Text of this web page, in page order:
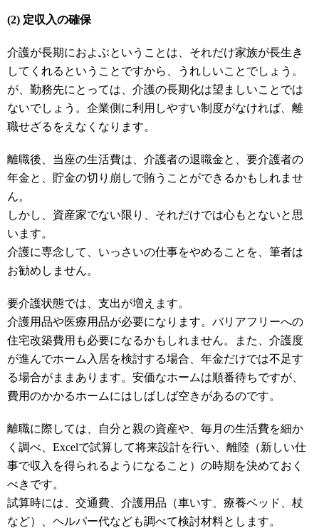
(2) 定収入の確保
介護が長期におよぶということは、それだけ家族が長生き
してくれるということですから、うれしいことでしょう。
が、勤務先にとっては、介護の長期化は望ましいことでは
ないでしょう。企業側に利用しやすい制度がなければ、離
職せざるをえなくなります。
離職後、当座の生活費は、介護者の退職金と、要介護者の
年金と、貯金の切り崩しで賄うことができるかもしれませ
ん。
しかし、資産家でない限り、それだけでは心もとないと思
います。
介護に専念して、いっさいの仕事をやめることを、筆者は
お勧めしません。
要介護状態では、支出が増えます。
介護用品や医療用品が必要になります。バリアフリーへの
住宅改築費用も必要になるかもしれません。また、介護度
が進んでホーム入居を検討する場合、年金だけでは不足す
る場合がままあります。安価なホームは順番待ちですが、
費用のかかるホームにはしばしば空きがあるのです。
離職に際しては、自分と親の資産や、毎月の生活費を細か
く調べ、Excelで試算して将来設計を行い、離陸（新しい仕
事で収入を得られるようになること）の時期を決めておく
べきです。
試算時には、交通費、介護用品（車いす、療養ベッド、杖
など）、ヘルパー代なども調べて検討材料とします。